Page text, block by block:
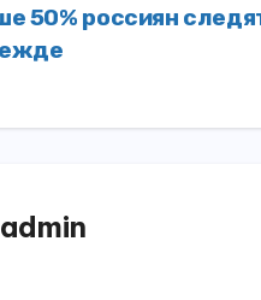
50% россиян
admin